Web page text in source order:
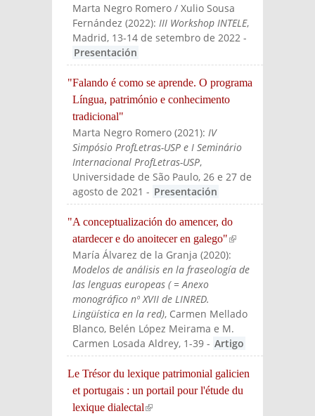
Marta Negro Romero / Xulio Sousa
Fernández (2022): III Workshop INTELE,
Madrid, 13-14 de setembro de 2022 -
Presentación
"Falando é como se aprende. O programa
Língua, património e conhecimento
tradicional"
Marta Negro Romero(2021):IV
Simpósio ProfLetras-USP e I Seminário
Internacional ProfLetras-USP,
Universidade de São Paulo, 26 e 27 de
agosto de 2021 - Presentación
"A conceptualización do amencer, do
atardecer e do anoitecer en galego"(link is
externa
l)
María Álvarez de la Granja(2020):
Modelos de análisis en la fraseología de
las lenguas europeas ( = Anexo
monográfico nº XVII de LINRED.
Lingüística en la red), Carmen Mellado
Blanco, Belén López Meirama e M.
Carmen Losada Aldrey, 1-39 - Artigo
Le Trésor du lexique patrimonial galicien
et portugais : un portail pour l'étude du
lexique dialectal(link is external)